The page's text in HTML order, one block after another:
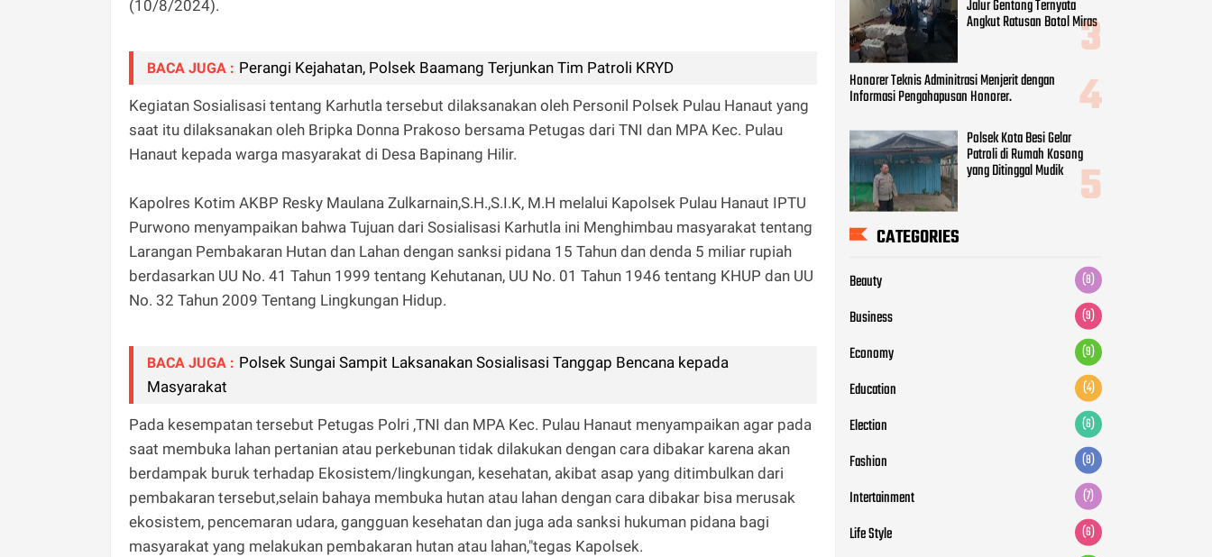
(10/8/2024).
BACA JUGA : Perangi Kejahatan, Polsek Baamang Terjunkan Tim Patroli KRYD
Kegiatan Sosialisasi tentang Karhutla tersebut dilaksanakan oleh Personil Polsek Pulau Hanaut yang
saat itu dilaksanakan oleh Bripka Donna Prakoso bersama Petugas dari TNI dan MPA Kec. Pulau
Hanaut kepada warga masyarakat di Desa Bapinang Hilir.
Kapolres Kotim AKBP Resky Maulana Zulkarnain,S.H.,S.I.K, M.H melalui Kapolsek Pulau Hanaut IPTU
Purwono menyampaikan bahwa Tujuan dari Sosialisasi Karhutla ini Menghimbau masyarakat tentang
Larangan Pembakaran Hutan dan Lahan dengan sanksi pidana 15 Tahun dan denda 5 miliar rupiah
berdasarkan UU No. 41 Tahun 1999 tentang Kehutanan, UU No. 01 Tahun 1946 tentang KHUP dan UU
No. 32 Tahun 2009 Tentang Lingkungan Hidup.
BACA JUGA : Polsek Sungai Sampit Laksanakan Sosialisasi Tanggap Bencana kepada
Masyarakat
Pada kesempatan tersebut Petugas Polri ,TNI dan MPA Kec. Pulau Hanaut menyampaikan agar pada
saat membuka lahan pertanian atau perkebunan tidak dilakukan dengan cara dibakar karena akan
berdampak buruk terhadap Ekosistem/lingkungan, kesehatan, akibat asap yang ditimbulkan dari
pembakaran tersebut,selain bahaya membuka hutan atau lahan dengan cara dibakar bisa merusak
ekosistem, pencemaran udara, gangguan kesehatan dan juga ada sanksi hukuman pidana bagi
masyarakat yang melakukan pembakaran hutan atau lahan,"tegas Kapolsek.
Jalur Gentong Ternyata
Angkut Ratusan Botol Miras
Honorer Teknis Adminitrasi Menjerit dengan
Informasi Pengahapusan Honorer.
Polsek Kota Besi Gelar
Patroli di Rumah Kosong
yang Ditinggal Mudik
CATEGORIES
Beauty (8)
Business (9)
Economy (9)
Education (4)
Election (6)
Fashion (8)
Intertainment (7)
Life Style (6)